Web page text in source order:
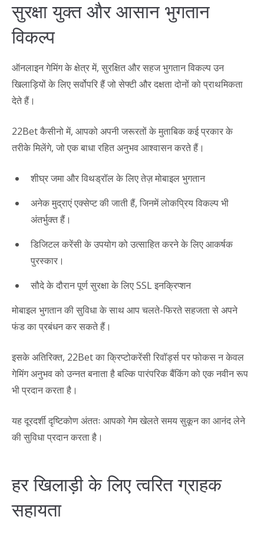
सुरक्षा युक्त और आसान भुगतान
विकल्प
ऑनलाइन गेमिंग के क्षेत्र में, सुरक्षित और सहज भुगतान विकल्प उन
खिलाड़ियों के लिए सर्वोपरि हैं जो सेफ्टी और दक्षता दोनों को प्राथमिकता
देते हैं।
22Bet कैसीनो में, आपको अपनी जरूरतों के मुताबिक कई प्रकार के
तरीके मिलेंगे, जो एक बाधा रहित अनुभव आश्वासन करते हैं।
शीघ्र जमा और विथड्रॉल के लिए तेज़ मोबाइल भुगतान
अनेक मुद्राएं एक्सेप्ट की जाती हैं, जिनमें लोकप्रिय विकल्प भी
अंतर्भुक्त हैं।
डिजिटल करेंसी के उपयोग को उत्साहित करने के लिए आकर्षक
पुरस्कार।
सौदे के दौरान पूर्ण सुरक्षा के लिए SSL इनक्रिप्शन
मोबाइल भुगतान की सुविधा के साथ आप चलते-फिरते सहजता से अपने
फंड का प्रबंधन कर सकते हैं।
इसके अतिरिक्त, 22Bet का क्रिप्टोकरेंसी रिवॉर्ड्स पर फोकस न केवल
गेमिंग अनुभव को उन्नत बनाता है बल्कि पारंपरिक बैंकिंग को एक नवीन रूप
भी प्रदान करता है।
यह दूरदर्शी दृष्टिकोण अंततः आपको गेम खेलते समय सुकून का आनंद लेने
की सुविधा प्रदान करता है।
हर खिलाड़ी के लिए त्वरित ग्राहक
सहायता